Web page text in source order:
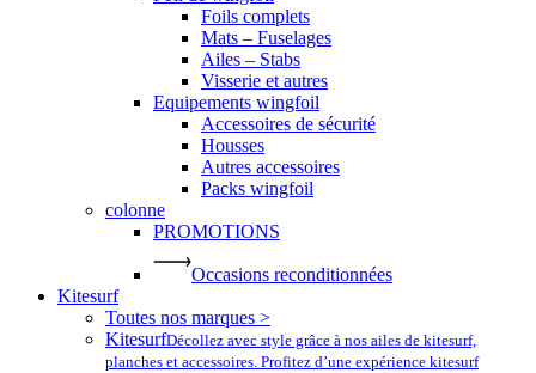
Foils complets
Mats – Fuselages
Ailes – Stabs
Visserie et autres
Equipements wingfoil
Accessoires de sécurité
Housses
Autres accessoires
Packs wingfoil
colonne
PROMOTIONS
Occasions reconditionnées
Kitesurf
Toutes nos marques >
KitesurfDécollez avec style grâce à nos ailes de kitesurf,
planches et accessoires. Profitez d’une expérience kitesurf